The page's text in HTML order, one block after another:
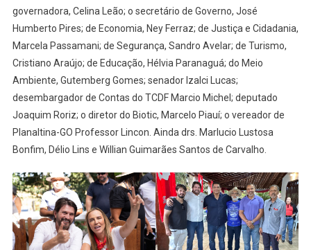
governadora, Celina Leão; o secretário de Governo, José
Humberto Pires; de Economia, Ney Ferraz; de Justiça e Cidadania,
Marcela Passamani; de Segurança, Sandro Avelar; de Turismo,
Cristiano Araújo; de Educação, Hélvia Paranaguá; do Meio
Ambiente, Gutemberg Gomes; senador Izalci Lucas;
desembargador de Contas do TCDF Marcio Michel; deputado
Joaquim Roriz; o diretor do Biotic, Marcelo Piauí; o vereador de
Planaltina-GO Professor Lincon. Ainda drs. Marlucio Lustosa
Bonfim, Délio Lins e Willian Guimarães Santos de Carvalho.